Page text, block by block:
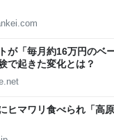
が「毎月約16万円のベ
で起きた変化とは？
ヒマワリ食べられ「高